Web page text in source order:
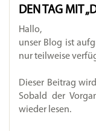
DEN TAG MIT
Hallo,
unser Blog ist
nur teilweise
Dieser Beitrag
Sobald der
wieder lesen.